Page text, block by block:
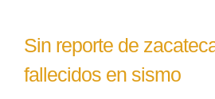
Zacatecas
Sin reporte de
fallecidos en sismo